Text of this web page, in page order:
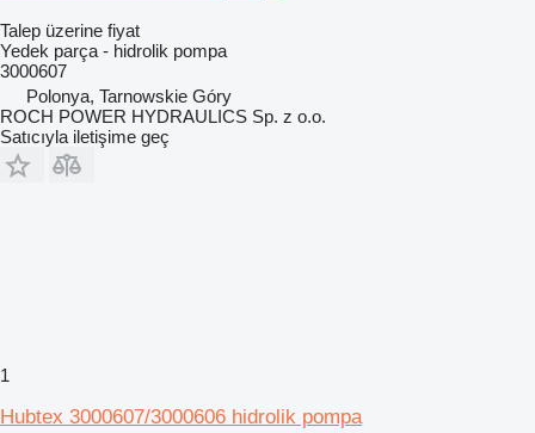
Talep üzerine fiyat
Yedek parça - hidrolik pompa
3000607
Polonya, Tarnowskie Góry
ROCH POWER HYDRAULICS Sp. z o.o.
Satıcıyla iletişime geç
1
Hubtex 3000607/3000606 hidrolik pompa